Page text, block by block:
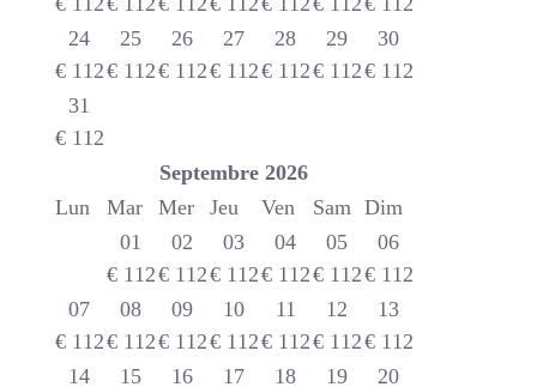
24
€ 112
25
€ 112
26
€ 112
27
€ 112
28
€ 112
29
€ 112
30
€ 112
31
€ 112
Septembre 2026
Lun
Mar Mer Jeu Ven Sam Dim
01
€ 112
02
€ 112
03
€ 112
04
€ 112
05
€ 112
06
€ 112
07
€ 112
08
€ 112
09
€ 112
10
€ 112
11
€ 112
12
€ 112
13
€ 112
14
15
16
17
18
19
20